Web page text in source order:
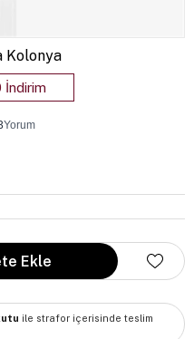
Kolonya
İndirim
Yorum
ile strafor içerisinde teslim